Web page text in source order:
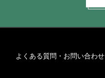
よくある質問・お問い合わせ